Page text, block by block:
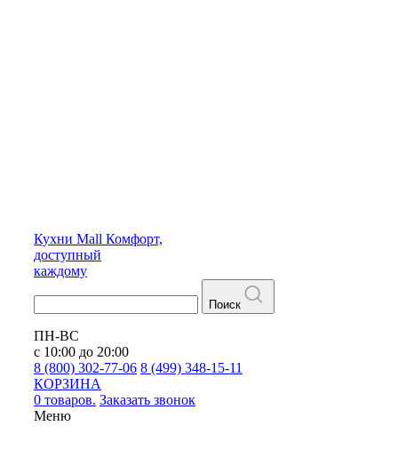
Кухни Mall Комфорт,
доступный
каждому
Поиск
ПН-ВС
с 10:00 до 20:00
8 (800) 302-77-06 8 (499) 348-15-11
КОРЗИНА
0 товаров. Заказать звонок
Меню